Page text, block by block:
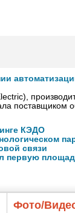
КЭДО
связи
Фото/